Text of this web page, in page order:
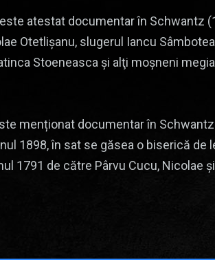
atestat documentar în Schwantz
Otetlişanu, slugerul Iancu
Stoeneasca şi alţi moşneni
menționat documentar în
1898, în sat se găsea o biserică de
1791 de către Pârvu Cucu, Nicolae